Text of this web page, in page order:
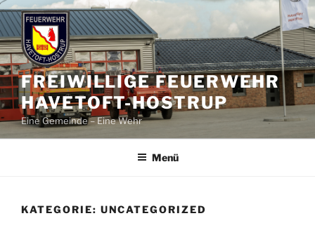
Zum
Inhalt
springen
FREIWILLIGE FEUERWEHR
HAVETOFT-HOSTRUP
Eine Gemeinde – Eine Wehr
Menü
KATEGORIE: UNCATEGORIZED